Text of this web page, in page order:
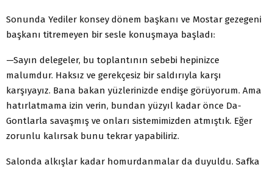
Sonunda Yediler konsey dönem başkanı ve Mostar gezegeni
başkanı titremeyen bir sesle konuşmaya başladı:
—Sayın delegeler, bu toplantının sebebi hepinizce
malumdur. Haksız ve gerekçesiz bir saldırıyla karşı
karşıyayız. Bana bakan yüzlerinizde endişe görüyorum. Ama
hatırlatmama izin verin, bundan yüzyıl kadar önce Da-
Gontlarla savaşmış ve onları sistemimizden atmıştık. Eğer
zorunlu kalırsak bunu tekrar yapabiliriz.
Salonda alkışlar kadar homurdanmalar da duyuldu. Safka